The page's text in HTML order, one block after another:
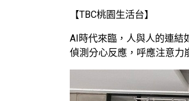
【TBC桃園生活台】
AI時代來臨，人與人的連結
偵測分心反應，呼應注意力